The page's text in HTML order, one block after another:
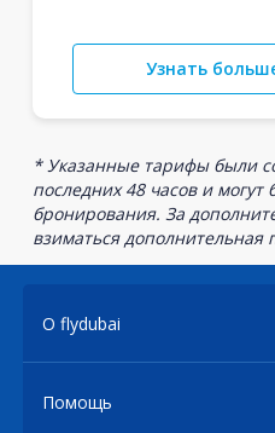
Узнать
* Указанные тарифы были
последних 48 часов и
бронирования. За
взиматься дополнительная
О flydubai
Помощь